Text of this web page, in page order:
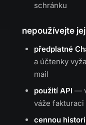
schránku
nepoužívejte
předplatné
a účtenky
mail
použití API —
váže
cennou